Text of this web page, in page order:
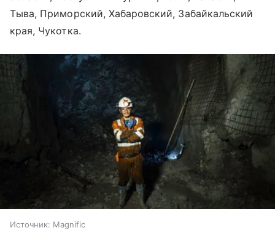
Тыва, Приморский, Хабаровский, Забайкальский
края, Чукотка.
Источник: Magnific